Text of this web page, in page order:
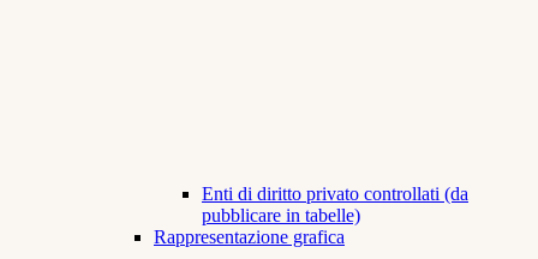
Enti di diritto privato controllati (da
pubblicare in tabelle)
Rappresentazione grafica